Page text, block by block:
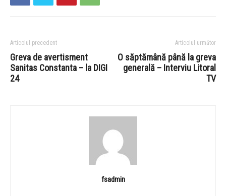
Articolul precedent
Greva de avertisment
Sanitas Constanta – la DIGI
24
Articolul următor
O săptămână până la greva
generală – Interviu Litoral
TV
fsadmin